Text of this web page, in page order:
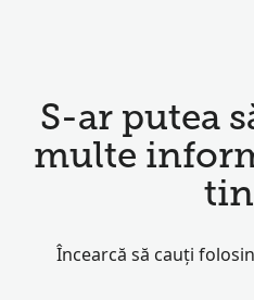
S-ar putea
multe
Încearcă să cauți